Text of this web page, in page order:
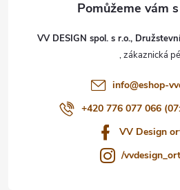
VV DESIGN spol. s r.o.,
info@eshop-
+420 776 077 066
VV Design
/